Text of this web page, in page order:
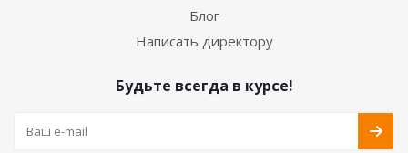
Блог
Написать директору
Будьте всегда в курсе!